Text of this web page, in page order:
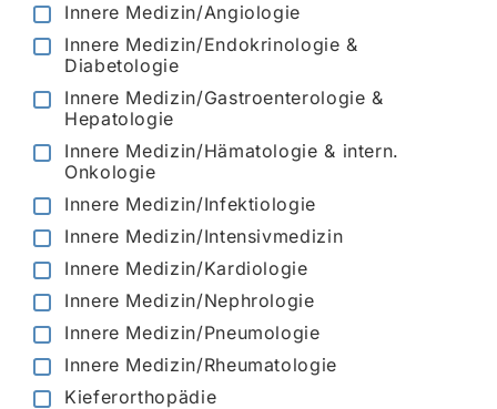
Innere Medizin/Angiologie
Innere Medizin/Endokrinologie &
Diabetologie
Innere Medizin/Gastroenterologie &
Hepatologie
Innere Medizin/Hämatologie & intern.
Onkologie
Innere Medizin/Infektiologie
Innere Medizin/Intensivmedizin
Innere Medizin/Kardiologie
Innere Medizin/Nephrologie
Innere Medizin/Pneumologie
Innere Medizin/Rheumatologie
Kieferorthopädie